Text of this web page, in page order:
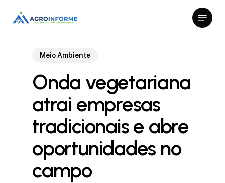
Menu
Meio Ambiente
Onda vegetariana
atrai empresas
tradicionais e abre
oportunidades no
campo